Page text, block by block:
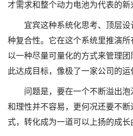
才需求和整个动力电池为代表的新
宜宾这种系统化思考、顶层
种复合性。它在这个系统里推演所
以一种尽量可量化的方式来管理
此达成目标，像极了一家公司的运
问题是，要在一个不断溢出
和理性并不容易，更何况还要不
式，转化成为一道可以上扬的成长